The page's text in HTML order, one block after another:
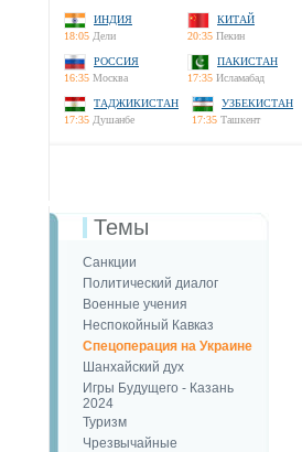
ИНДИЯ
18:05 Дели
КИТАЙ
20:35 Пекин
РОССИЯ
16:35 Москва
ПАКИСТАН
17:35 Исламабад
ТАДЖИКИСТАН
17:35 Душанбе
УЗБЕКИСТАН
17:35 Ташкент
Темы
Санкции
Политический диалог
Военные учения
Неспокойный Кавказ
Спецоперация на Украине
Шанхайский дух
Игры Будущего - Казань
2024
Туризм
Чрезвычайные